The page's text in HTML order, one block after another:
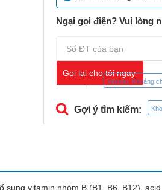
Ngại gọi điện? Vui lòng
Gọi lại cho tôi ngay
Vitamin, Khoáng
Gợi ý tìm kiếm:
sung vitamin nhóm B (B1, B6, B12),